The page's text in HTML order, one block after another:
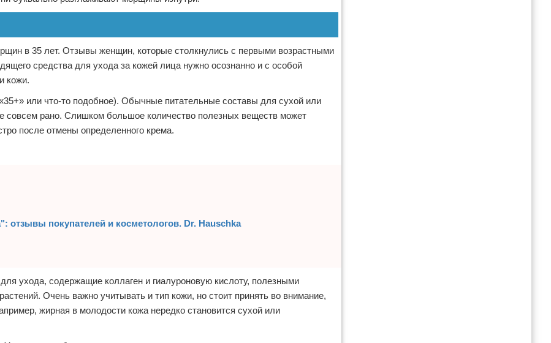
в 35 лет. Отзывы женщин, которые столкнулись с первыми возрастными
средства для ухода за кожей лица нужно осознанно и с особой
кожи.
или что-то подобное). Обычные питательные составы для сухой или
совсем рано. Слишком большое количество полезных веществ может
после отмены определенного крема.
отзывы покупателей и косметологов. Dr. Hauschka
ухода, содержащие коллаген и гиалуроновую кислоту, полезными
Очень важно учитывать и тип кожи, но стоит принять во внимание,
жирная в молодости кожа нередко становится сухой или